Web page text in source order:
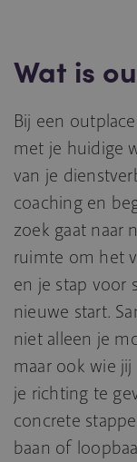
Wat is
Bij een
met je huidige
van je
coaching en
zoek gaat naar
ruimte om het
en je stap voor
nieuwe start.
niet alleen je
maar ook wie
je richting te
concrete
baan of